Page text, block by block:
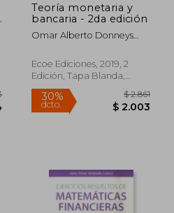
Teoría monetaria y
bancaria - 2da edición
Omar Alberto Donneys
Tarapuez Chamorro;
Carlos Alberto Rivera
Bermúdez
Ecoe Ediciones, 2019, 2
Edición, Tapa Blanda,
Nuevo